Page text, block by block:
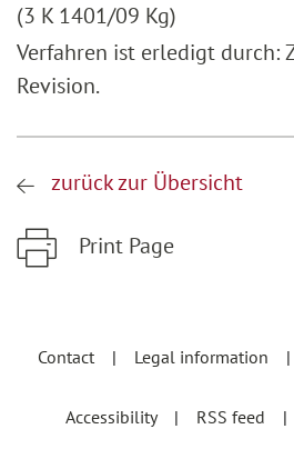
(3 K 1401/09 Kg)
Verfahren ist erledigt durch:
Revision.
zurück zur Übersicht
Print Page
Contact
Legal information
Accessibility RSS feed